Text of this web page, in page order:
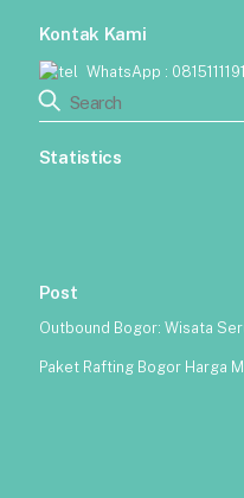
Kontak Kami
WhatsApp :
Statistics
Post
Outbound Bogor: Wisata
Paket Rafting Bogor Harga